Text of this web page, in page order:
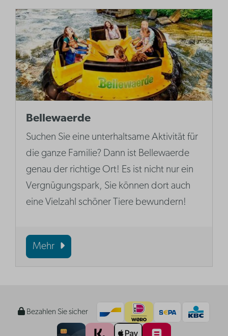
Bellewaerde
Suchen Sie eine unterhaltsame Aktivität für
die ganze Familie? Dann ist Bellewaerde
genau der richtige Ort! Es ist nicht nur ein
Vergnügungspark, Sie können dort auch
eine Vielzahl schöner Tiere bewundern!
Mehr
Bezahlen Sie sicher